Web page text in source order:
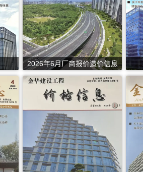
2026年6月厂商报价造价信息